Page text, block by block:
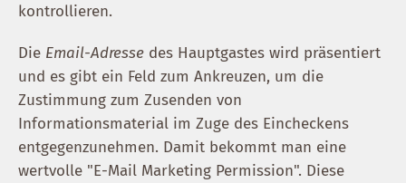
kontrollieren.
Die Email-Adresse des Hauptgastes wird präsentiert
und es gibt ein Feld zum Ankreuzen, um die
Zustimmung zum Zusenden von
Informationsmaterial im Zuge des Eincheckens
entgegenzunehmen. Damit bekommt man eine
wertvolle "E-Mail Marketing Permission". Diese